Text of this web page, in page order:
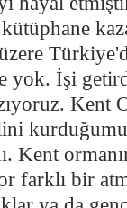
yok. İşi
Kent
Kent
farklı bir